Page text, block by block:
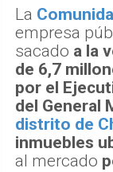
La
empresa
sacado a la
de 6,7
por el
del General
distrito de
inmuebles
al mercado